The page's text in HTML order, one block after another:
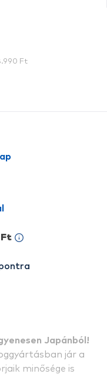
Japánból!
jár a
minősége is
Ft
Ft